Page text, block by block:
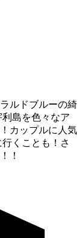
ルドブルーの綺
島を色々なア
カップルに人気
くことも！さ
！